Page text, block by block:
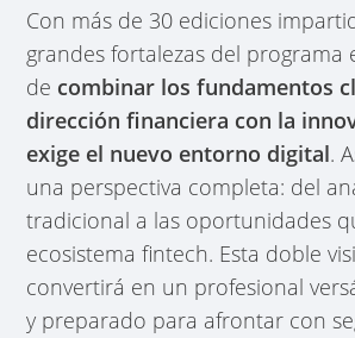
Con más de 30 ediciones
grandes fortalezas del programa
de combinar los fundamentos
dirección financiera con la
exige el nuevo entorno digital.
una perspectiva completa: del
tradicional a las oportunidades
ecosistema fintech. Esta doble
convertirá en un profesional
y preparado para afrontar con